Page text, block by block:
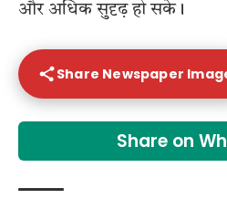
और अधिक सुदृढ़ हो सके।
Share Newspaper
Share on